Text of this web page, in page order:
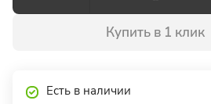
Купить в 1 клик
Есть в наличии